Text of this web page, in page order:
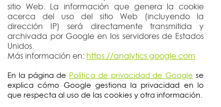
sitio Web. La información que genera la cookie
acerca del uso del sitio Web (incluyendo la
dirección IP) será directamente transmitida y
archivada por Google en los servidores de Estados
Unidos.
Más información en: https://analytics.google.com
En la página de Política de privacidad de Google se
explica cómo Google gestiona la privacidad en lo
que respecta al uso de las cookies y otra información.